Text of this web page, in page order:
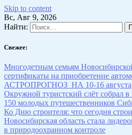
Skip to content
Вс, Авг 9, 2026
Найти:
Свежее:
Многодетным семьям
сертификаты на приобретение
АСТРОПРОГНОЗ НА 10-16 августа
Окружной туристский слёт собрал
150 молодых путешественников
Ко Дню строителя: что сегодня
Новосибирская область стала
в природоохранном контроле